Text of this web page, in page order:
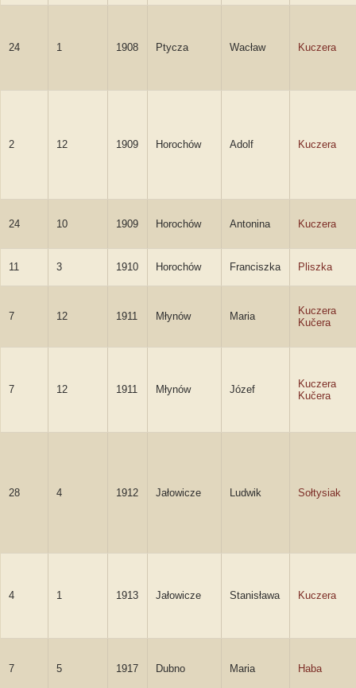
24 1 1908 Ptycza Wacław Kuczera
2 12 1909 Horochów Adolf Kuczera
24 10 1909 Horochów Antonina Kuczera
11 3 1910 Horochów Franciszka Pliszka
7 12 1911 Młynów Maria
Kuczera
Kučera
7 12 1911 Młynów Józef
Kuczera
Kučera
28 4 1912 Jałowicze Ludwik Sołtysiak
4 1 1913 Jałowicze Stanisława Kuczera
7 5 1917 Dubno Maria Haba